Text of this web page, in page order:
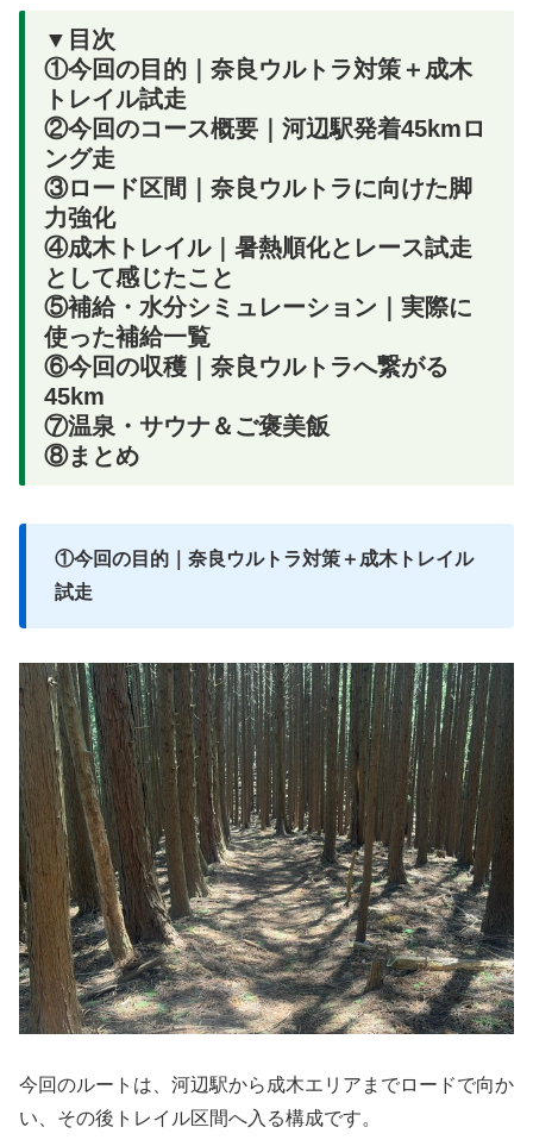
▼目次
①今回の目的｜奈良ウルトラ対策＋成木
トレイル試走
②今回のコース概要｜河辺駅発着45kmロ
ング走
③ロード区間｜奈良ウルトラに向けた脚
力強化
④成木トレイル｜暑熱順化とレース試走
として感じたこと
⑤補給・水分シミュレーション｜実際に
使った補給一覧
⑥今回の収穫｜奈良ウルトラへ繋がる
45km
⑦温泉・サウナ＆ご褒美飯
⑧まとめ
①今回の目的｜奈良ウルトラ対策＋成木トレイル
試走
今回のルートは、河辺駅から成木エリアまでロードで向か
い、その後トレイル区間へ入る構成です。